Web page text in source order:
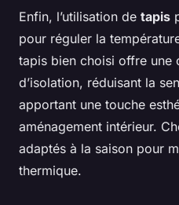
Enfin, l’utilisation de tapis
pour réguler la
tapis bien choisi offre une
d’isolation, réduisant la
apportant une touche
aménagement intérieur.
adaptés à la saison pour
thermique.